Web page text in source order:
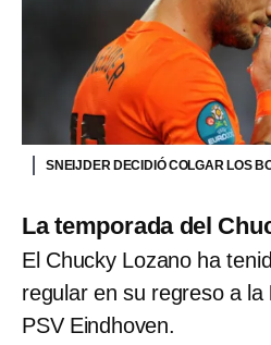
SNEIJDER DECIDIÓ COLGAR LOS
La temporada del
El Chucky Lozano ha
regular en su regreso a la
PSV Eindhoven.